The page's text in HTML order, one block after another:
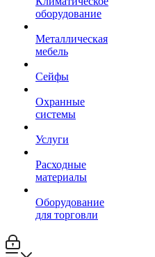
оборудование
Металлическая
мебель
Сейфы
Охранные
системы
Услуги
Расходные
материалы
Оборудование
для торговли